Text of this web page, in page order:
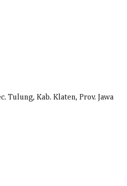
Tulung, Kab. Klaten, Prov. Jawa